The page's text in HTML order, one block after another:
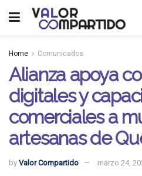
Home Comunicados
Alianza apoya
digitales y
comerciales a
artesanas de
by Valor Compartido marzo 24,